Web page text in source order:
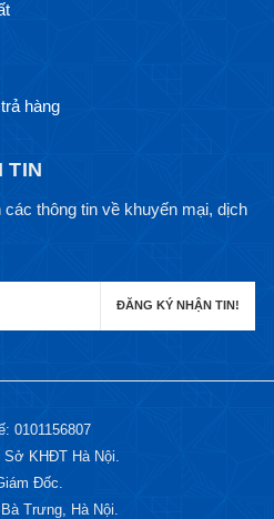
hàng
TIN
thông tin về khuyến mại, dịch
0101156807
KHĐT Hà Nội.
Đốc.
Trưng, Hà Nội.